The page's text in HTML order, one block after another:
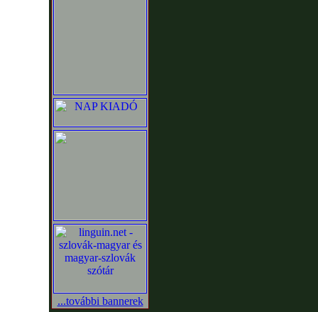
...további bannerek